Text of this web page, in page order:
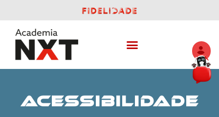
ACESSIBILIDADE